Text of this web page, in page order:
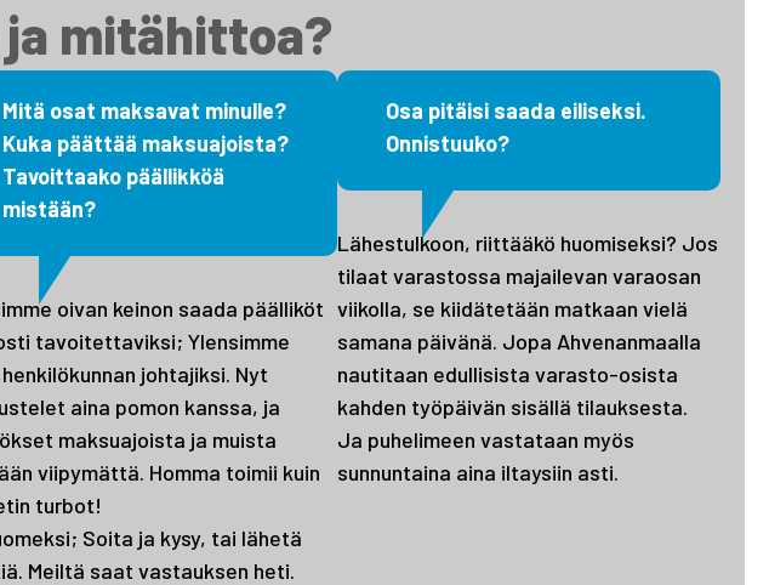
ja mitähittoa?
Mitä osat maksavat minulle?
Kuka päättää maksuajoista?
Tavoittaako päällikköä
mistään?
oivan keinon saada päälliköt
tavoitettaviksi; Ylensimme
johtajiksi. Nyt
aina pomon kanssa, ja
maksuajoista ja muista
viipymättä. Homma toimii kuin
turbot!
Soita ja kysy, tai lähetä
Meiltä saat vastauksen heti.
Osa pitäisi saada eiliseksi.
Onnistuuko?
Lähestulkoon, riittääkö huomiseksi? Jos
tilaat varastossa majailevan varaosan
viikolla, se kiidätetään matkaan vielä
samana päivänä. Jopa Ahvenanmaalla
nautitaan edullisista varasto-osista
kahden työpäivän sisällä tilauksesta.
Ja puhelimeen vastataan myös
sunnuntaina aina iltaysiin asti.